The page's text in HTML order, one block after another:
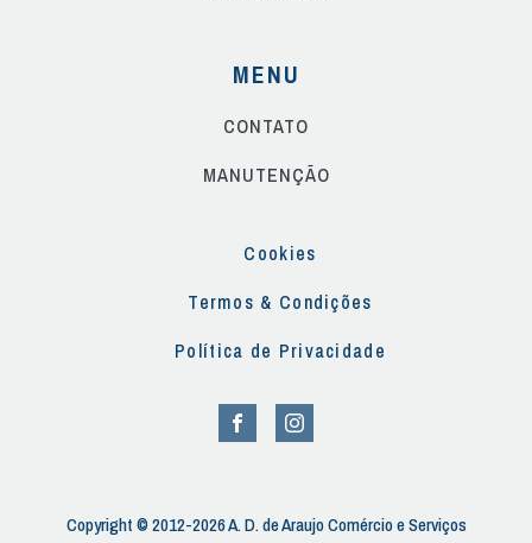
MENU
CONTATO
MANUTENÇÃO
Cookies
Termos & Condições
Política de Privacidade
Copyright © 2012-2026 A. D. de Araujo Comércio e Serviços